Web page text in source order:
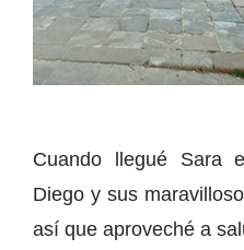
Cuando llegué Sara
Diego y sus
así que aproveché a